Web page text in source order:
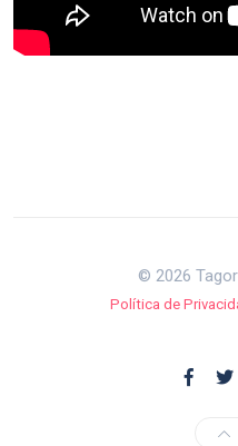
© 2026
Política de